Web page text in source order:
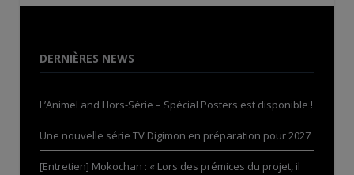
DERNIÈRES NEWS
L’AnimeLand Hors-Série – Spécial Posters est disponible !
Une nouvelle série TV Digimon en préparation pour 2027
[Entretien] Mokochan : « Lors des prémices du projet, il